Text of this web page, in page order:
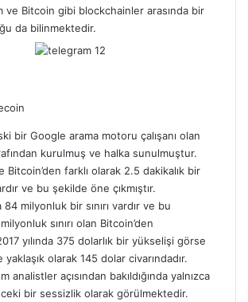
ve Bitcoin gibi blockchainler arasında bir
da bilinmektedir.
bir Google arama motoru çalışanı olan
kurulmuş ve halka sunulmuştur.
Bitcoin’den farklı olarak 2.5 dakikalık bir
ve bu şekilde öne çıkmıştır.
84 milyonluk bir sınırı vardır ve bu
sınırı olan Bitcoin’den
yılında 375 dolarlık bir yükselişi görse
olarak 145 dolar civarındadır.
analistler açısından bakıldığında yalnızca
bir sessizlik olarak görülmektedir.